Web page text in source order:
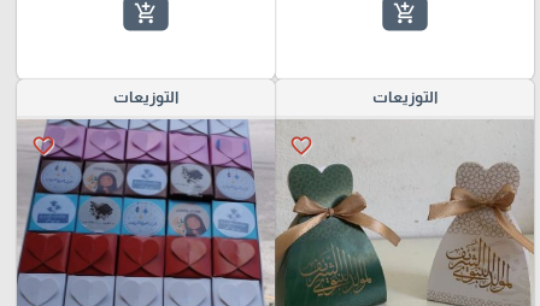
add_shopping_cart
add_shopping_cart
التوزيعات
favorite_border
التوزيعات
favorite_border